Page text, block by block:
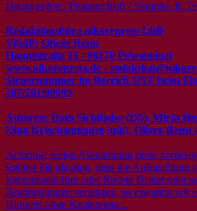
Herausgeber / Postanschrift / Verantw. lt.
Redaktionsbüro nikorepress GbR
ViSdP: Oliver Renn
Hauptstraße 55 - 96170 Priesendorf
www.nikorepress.de -
Steuernummer im Bereich UST beim
207/261/90993
Autoren: Dato Sirbiladse (DS), Mirja
Nino Ketschagmadse (nik), Oliver Renn
Achtung! Keine Abmahnung ohne
Sollten Sie glauben, dass die Aufmachung
Internetseite Ihre oder Rechte Dritter oder
Bestimmungen verletzten, so erwarten wir
Hinweis ohne Kostennote...